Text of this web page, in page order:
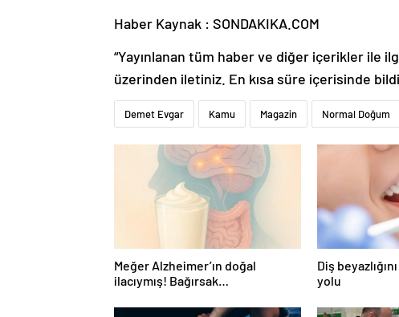
Haber Kaynak : SONDAKIKA.COM
“Yayınlanan tüm haber ve diğer içerikler ile
üzerinden iletiniz. En kısa süre içerisinde
Demet Evgar Kamu Magazin Normal Doğum
Meğer Alzheimer’ın doğal
ilacıymış! Bağırsak
Diş
yolu